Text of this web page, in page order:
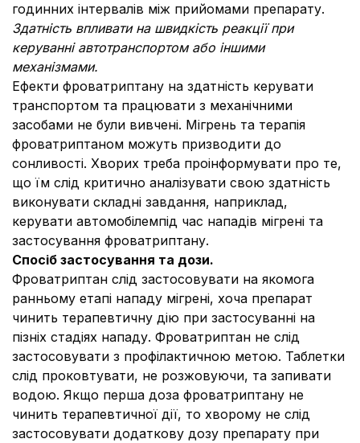
годинних інтервалів між прийомами препарату.
Здатність впливати на швидкість реакції при
керуванні автотранспортом або іншими
механізмами.
Ефекти фроватриптану на здатність керувати
транспортом та працювати з механічними
засобами не були вивчені. Мігрень та терапія
фроватриптаном можуть призводити до
сонливості. Хворих треба проінформувати про те,
що їм слід критично аналізувати свою здатність
виконувати складні завдання, наприклад,
керувати автомобілемпід час нападів мігрені та
застосування фроватриптану.
Спосіб застосування та дози.
Фроватриптан слід застосовувати на якомога
ранньому етапі нападу мігрені, хоча препарат
чинить терапевтичну дію при застосуванні на
пізніх стадіях нападу. Фроватриптан не слід
застосовувати з профілактичною метою. Таблетки
слід проковтувати, не розжовуючи, та запивати
водою. Якщо перша доза фроватриптану не
чинить терапевтичної дії, то хворому не слід
застосовувати додаткову дозу препарату при